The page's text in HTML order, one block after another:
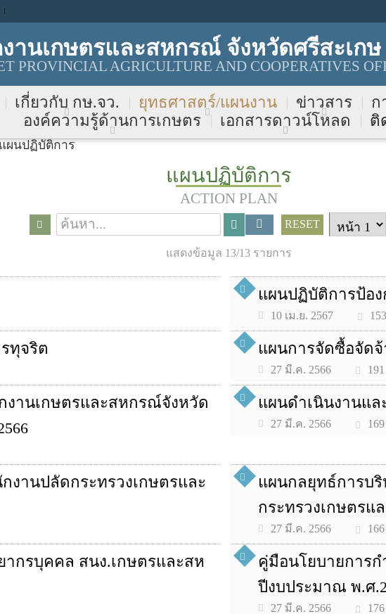
านเกษตรและสหกรณ์ จังหวัดศรีสะเกษ
PROVINCIAL AGRICULTURE AND COOPERATIVES
เกี่ยวกับ กษ.จว. ยุทธศาสตร์/แผนงาน ข่าวสาร
ก
องค์ความรู้ด้านการเกษตร
เอกสารดาวน์โหลด ติ
ผนปฏิบัติการ
แผนปฏิบัติการ
ACTION PLAN
RESET
แสดงข้อมูล 13/13 รายการ
แผนปฏิบัติการป้อง
10 เม.ย. 2567 153
ทุจริต แผนการจัดซื้อจัด
27 มี.ค. 2566 191
งานเกษตรและสหกรณ์จังหวัด
แผนดำเนินงานแ
27 มี.ค. 2566 169
านปลัดกระทรวงเกษตรและ
แผนกลยุทธ์การบ
กระทรวงเกษตรแ
27 มี.ค. 2566 166
กรบุคคล สนง.เกษตรและสห
คู่มือนโยบายการ
ปีงบประมาณ พ.ศ
27 มี.ค. 2566 176